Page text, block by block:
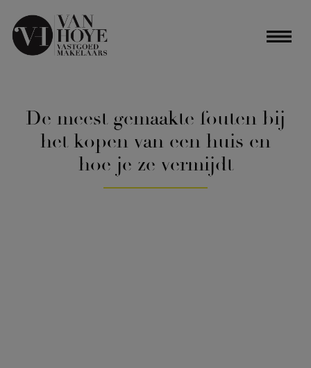
De meest gemaakte fouten bij
het kopen van een huis en
hoe je ze vermijdt